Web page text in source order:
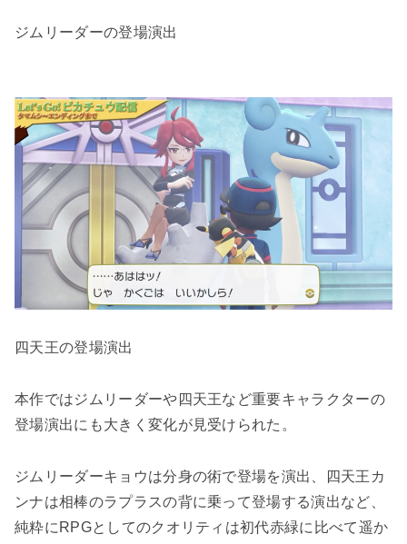
ジムリーダーの登場演出
四天王の登場演出
本作ではジムリーダーや四天王など重要キャラクターの
登場演出にも大きく変化が見受けられた。
ジムリーダーキョウは分身の術で登場を演出、四天王カ
ンナは相棒のラプラスの背に乗って登場する演出など、
純粋にRPGとしてのクオリティは初代赤緑に比べて遥か